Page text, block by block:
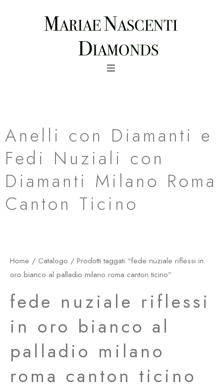
Anelli con Diamanti e
Fedi Nuziali con
Diamanti Milano Roma
Canton Ticino
Home / Catalogo / Prodotti taggati “fede nuziale riflessi in
oro bianco al palladio milano roma canton ticino”
fede nuziale riflessi
in oro bianco al
palladio milano
roma canton ticino